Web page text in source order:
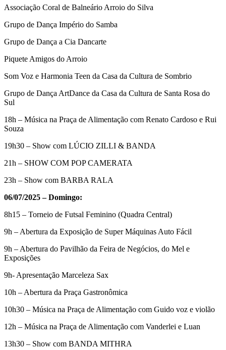
Associação Coral de Balneário Arroio do Silva
Grupo de Dança Império do Samba
Grupo de Dança a Cia Dancarte
Piquete Amigos do Arroio
Som Voz e Harmonia Teen da Casa da Cultura de Sombrio
Grupo de Dança ArtDance da Casa da Cultura de Santa Rosa do
Sul
18h – Música na Praça de Alimentação com Renato Cardoso e Rui
Souza
19h30 – Show com LÚCIO ZILLI & BANDA
21h – SHOW COM POP CAMERATA
23h – Show com BARBA RALA
06/07/2025 – Domingo:
8h15 – Torneio de Futsal Feminino (Quadra Central)
9h – Abertura da Exposição de Super Máquinas Auto Fácil
9h – Abertura do Pavilhão da Feira de Negócios, do Mel e
Exposições
9h- Apresentação Marceleza Sax
10h – Abertura da Praça Gastronômica
10h30 – Música na Praça de Alimentação com Guido voz e violão
12h – Música na Praça de Alimentação com Vanderlei e Luan
13h30 – Show com BANDA MITHRA